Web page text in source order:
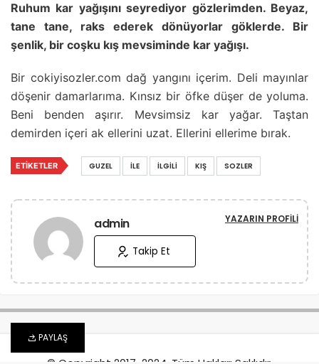
PAYLAŞ
Ruhum kar yağışını seyrediyor gözlerimden. Beyaz,
tane tane, raks ederek dönüyorlar göklerde. Bir
şenlik, bir coşku kış mevsiminde kar yağışı.
Bir cokiyisozler.com dağ yangını içerim. Deli mayınlar
döşenir damarlarıma. Kınsız bir öfke düşer de yoluma.
Beni benden aşırır. Mevsimsiz kar yağar. Taştan
demirden içeri ak ellerini uzat. Ellerini ellerime bırak.
ETIKETLER GUZEL İLE İLGILI KIŞ SOZLER
admin YAZARIN PROFILI
Takip Et